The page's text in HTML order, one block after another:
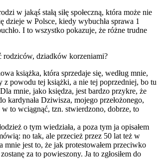
w jakąś stałą siłę społeczną, która może nie
w Polsce, kiedy wybuchła sprawa 1
I to wszystko pokazuje, że różne trudne
rodziców, dziadków korzeniami?
książka, która sprzedaje się, według mnie,
powodu tej książki, a nie tej poprzedniej, bo tu
mnie, jako księdza, jest bardzo przykre, że
Dziwisza, mojego przełożonego,
w to wciągnąć, tzn. stwierdzono, dobrze, to
o tym wiedziała, a poza tym ja opisałem
no tak, ale przecież przez 50 lat też w
jest to, że jak protestowałem przeciwko
za to powieszony. Ja to zgłosiłem do